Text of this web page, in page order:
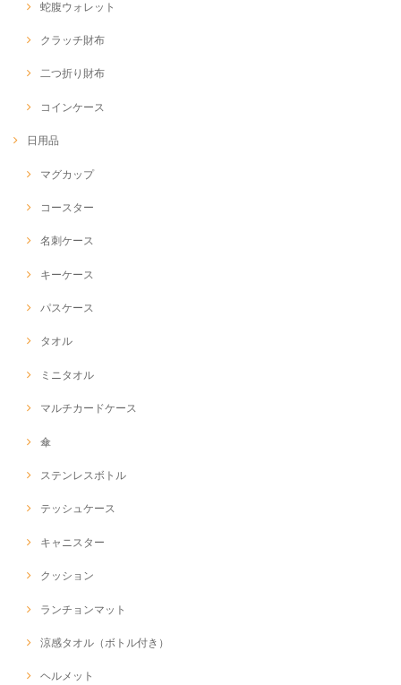
蛇腹ウォレット
クラッチ財布
二つ折り財布
コインケース
日用品
マグカップ
コースター
名刺ケース
キーケース
パスケース
タオル
ミニタオル
マルチカードケース
傘
ステンレスボトル
テッシュケース
キャニスター
クッション
ランチョンマット
涼感タオル（ボトル付き）
ヘルメット